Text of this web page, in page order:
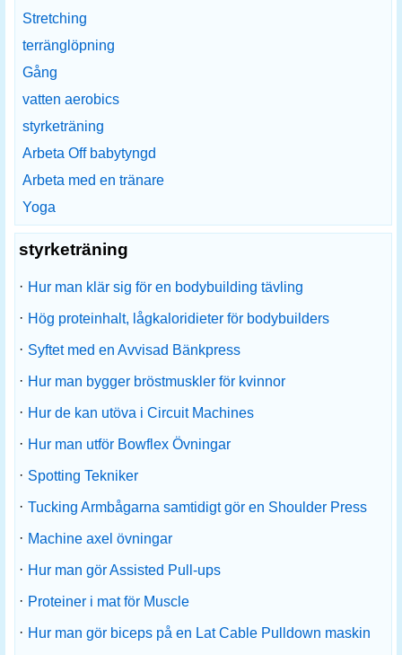
Stretching
terränglöpning
Gång
vatten aerobics
styrketräning
Arbeta Off babytyngd
Arbeta med en tränare
Yoga
styrketräning
· Hur man klär sig för en bodybuilding tävling
· Hög proteinhalt, lågkaloridieter för bodybuilders
· Syftet med en Avvisad Bänkpress
· Hur man bygger bröstmuskler för kvinnor
· Hur de kan utöva i Circuit Machines
· Hur man utför Bowflex Övningar
· Spotting Tekniker
· Tucking Armbågarna samtidigt gör en Shoulder Press
· Machine axel övningar
· Hur man gör Assisted Pull-ups
· Proteiner i mat för Muscle
· Hur man gör biceps på en Lat Cable Pulldown maskin